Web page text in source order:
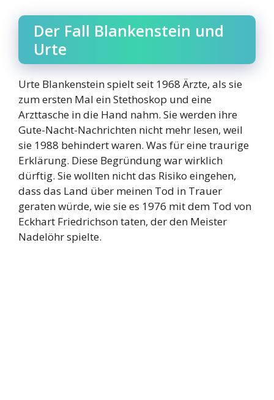
Der Fall Blankenstein und
Urte
Urte Blankenstein spielt seit 1968 Ärzte, als sie
zum ersten Mal ein Stethoskop und eine
Arzttasche in die Hand nahm. Sie werden ihre
Gute-Nacht-Nachrichten nicht mehr lesen, weil
sie 1988 behindert waren. Was für eine traurige
Erklärung. Diese Begründung war wirklich
dürftig. Sie wollten nicht das Risiko eingehen,
dass das Land über meinen Tod in Trauer
geraten würde, wie sie es 1976 mit dem Tod von
Eckhart Friedrichson taten, der den Meister
Nadelöhr spielte.